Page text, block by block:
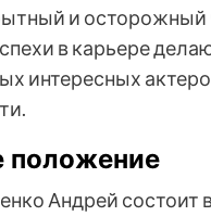
и осторожный
в карьере
интересных
положение
Андрей состоит